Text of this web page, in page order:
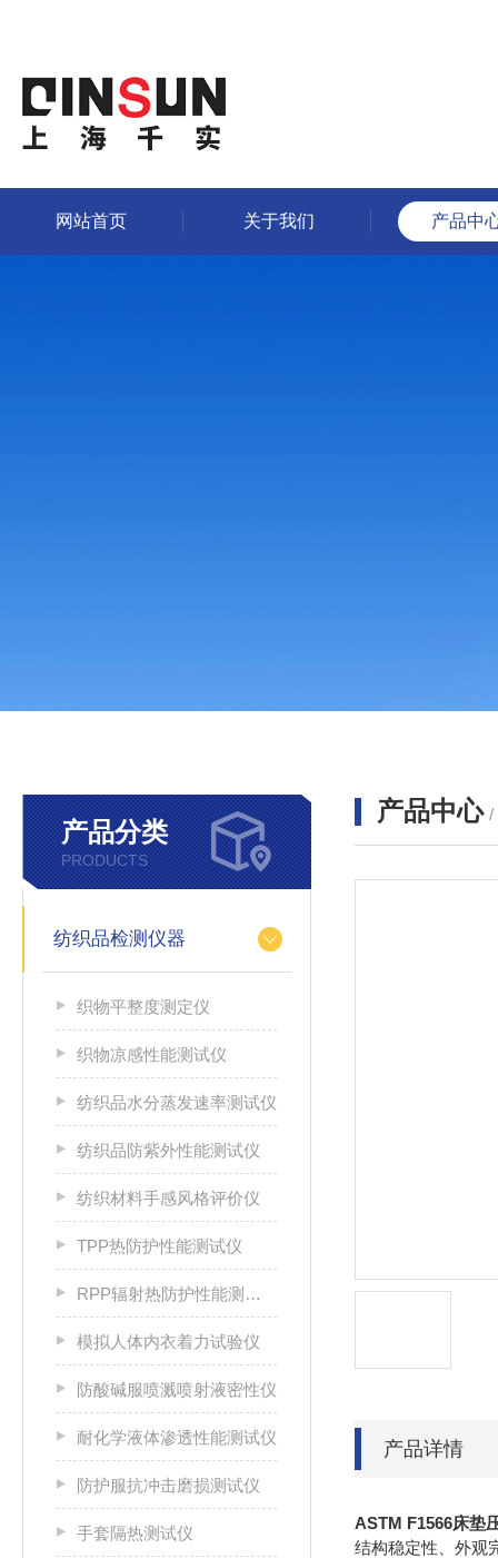
网站首页 关于我们 产品中
产品分类
PRODUCTS
纺织品检测仪器
织物平整度测定仪
织物凉感性能测试仪
纺织品水分蒸发速率测试仪
纺织品防紫外性能测试仪
纺织材料手感风格评价仪
TPP热防护性能测试仪
RPP辐射热防护性能测试仪
模拟人体内衣着力试验仪
防酸碱服喷溅喷射液密性仪
耐化学液体渗透性能测试仪
防护服抗冲击磨损测试仪
手套隔热测试仪
产品中心 /
产品详情
ASTM F1566床垫
结构稳定性、外观